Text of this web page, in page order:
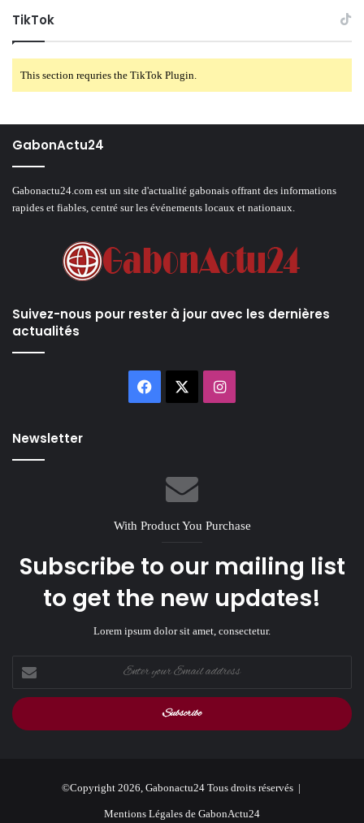
TikTok
This section requries the TikTok Plugin.
GabonActu24
Gabonactu24.com est un site d'actualité gabonais offrant des informations
rapides et fiables, centré sur les événements locaux et nationaux.
Suivez-nous pour rester à jour avec les dernières
actualités
Facebook Instagram
Newsletter
With Product You Purchase
Subscribe to our mailing list
to get the new updates!
Lorem ipsum dolor sit amet, consectetur.
your
Email
address
©Copyright 2026, Gabonactu24 Tous droits réservés |
Mentions Légales de GabonActu24